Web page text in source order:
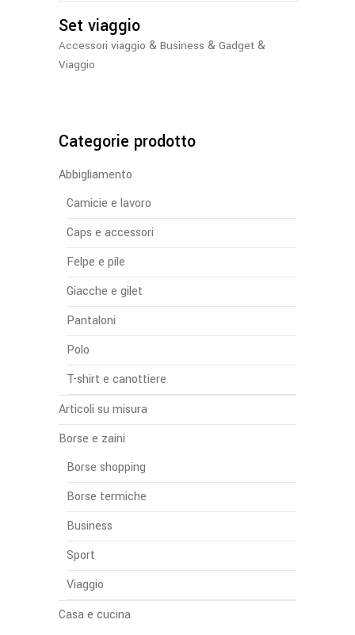
Set viaggio
Accessori viaggio & Business & Gadget &
Viaggio
Categorie prodotto
Abbigliamento
Camicie e lavoro
Caps e accessori
Felpe e pile
Giacche e gilet
Pantaloni
Polo
T-shirt e canottiere
Articoli su misura
Borse e zaini
Borse shopping
Borse termiche
Business
Sport
Viaggio
Casa e cucina